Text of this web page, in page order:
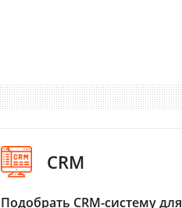
CRM
Подобрать CRM-систему для